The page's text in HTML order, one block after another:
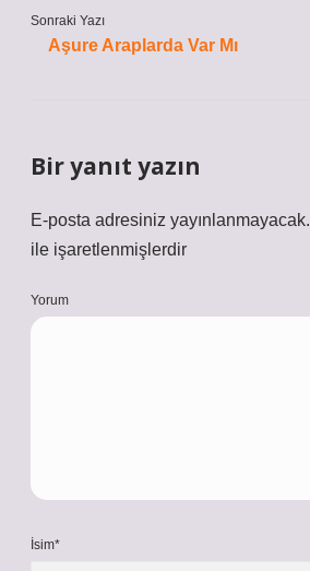
Sonraki Yazı
Aşure Araplarda Var Mı
Bir yanıt yazın
E-posta adresiniz yayınlanmayacak.
ile işaretlenmişlerdir
Yorum
İsim*